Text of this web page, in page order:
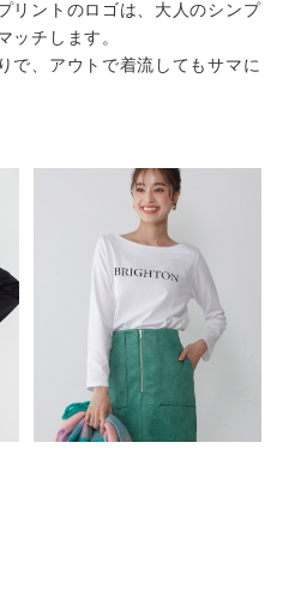
リントのロゴは、大人のシンプ
ッチします。
で、アウトで着流してもサマに